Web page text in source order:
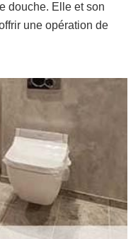
douche. Elle et son
une opération de